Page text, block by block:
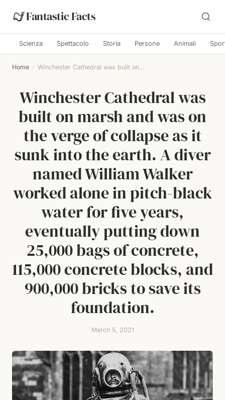
Fantastic Facts
Scienza Spettacolo Storia Persone Animali
Home › Winchester Cathedral was built on...
Winchester Cathedral was
built on marsh and was on
the verge of collapse as it
sunk into the earth. A diver
named William Walker
worked alone in pitch-black
water for five years,
eventually putting down
25,000 bags of concrete,
115,000 concrete blocks, and
900,000 bricks to save its
foundation.
March 5, 2021